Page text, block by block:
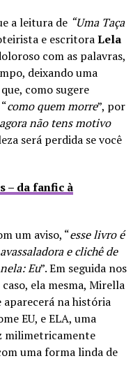
a leitura de “Uma Taça
e escritoraLela
com as palavras,
deixando uma
como sugere
como quem morre”, por
não tens motivo
será perdida se você
– da fanfic à
um aviso, “esse livro é
e clichê de
Eu”. Em seguida nos
ela mesma, Mirella
aparecerá na história
EU, e ELA, uma
milimetricamente
uma forma linda de